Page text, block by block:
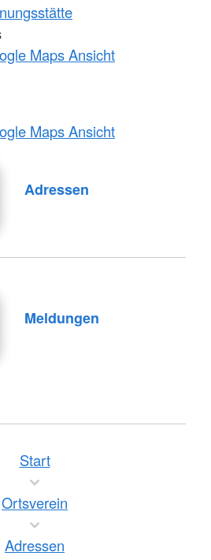
Maps Ansicht
Maps Ansicht
Adressen
Meldungen
Start
Ortsverein
Adressen